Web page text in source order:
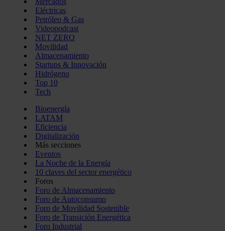
Eléctricas
Petróleo & Gas
Videopodcast
NET ZERO
Movilidad
Almacenamiento
Startups & Innovación
Hidrógeno
Top 10
Tech
Bioenergía
LATAM
Eficiencia
Digitalización
Más secciones
Eventos
La Noche de la Energía
10 claves del sector energético
Foros
Foro de Almacenamiento
Foro de Autoconsumo
Foro de Movilidad Sostenible
Foro de Transición Energética
Foro Industrial